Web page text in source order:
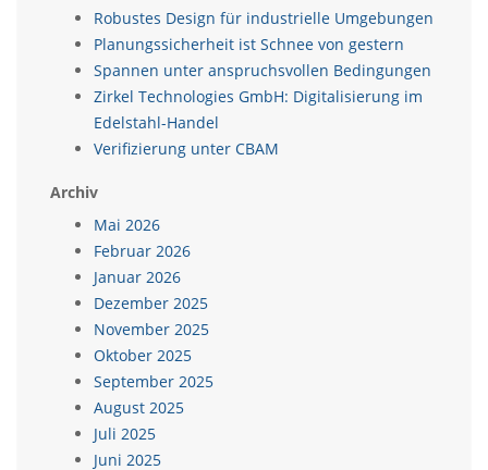
Robustes Design für industrielle Umgebungen
Planungssicherheit ist Schnee von gestern
Spannen unter anspruchsvollen Bedingungen
Zirkel Technologies GmbH: Digitalisierung im
Edelstahl-Handel
Verifizierung unter CBAM
Archiv
Mai 2026
Februar 2026
Januar 2026
Dezember 2025
November 2025
Oktober 2025
September 2025
August 2025
Juli 2025
Juni 2025